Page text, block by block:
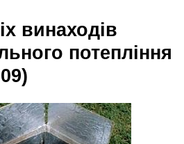
винаходів
потепління